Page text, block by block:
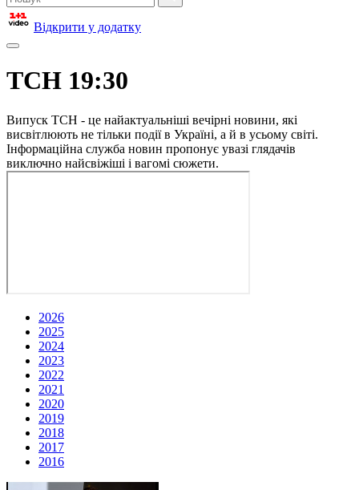
Відкрити у додатку
ТСН 19:30
Випуск ТСН - це найактуальніші вечірні новини, які
висвітлюють не тільки події в Україні, а й в усьому світі.
Інформаційна служба новин пропонує увазі глядачів
виключно найсвіжіші і вагомі сюжети.
2026
2025
2024
2023
2022
2021
2020
2019
2018
2017
2016